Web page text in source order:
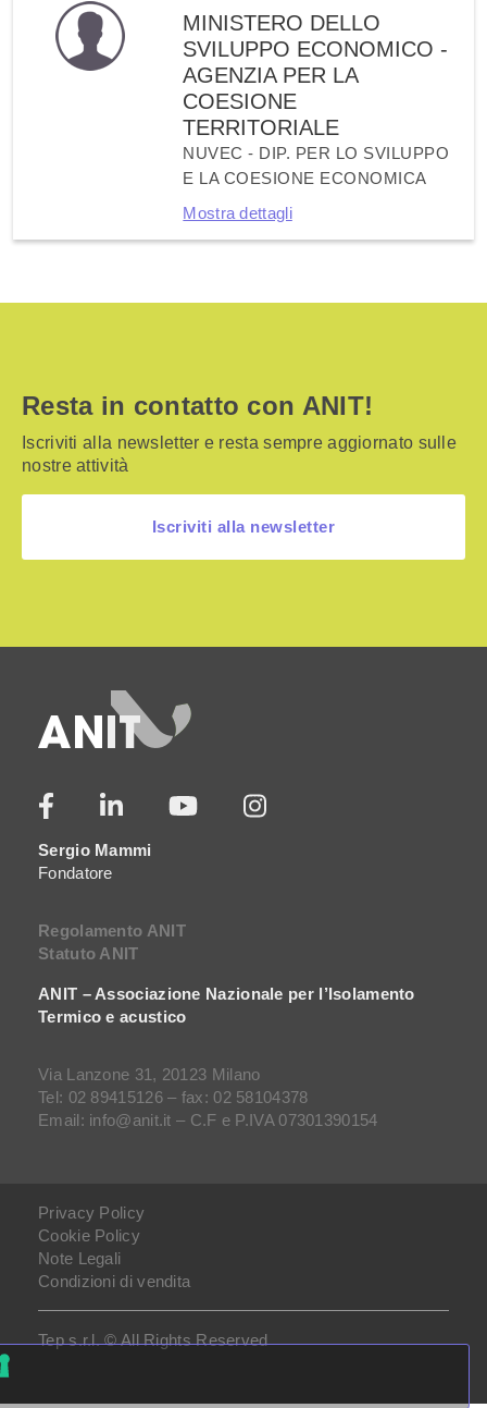
MINISTERO DELLO
SVILUPPO ECONOMICO -
AGENZIA PER LA
COESIONE
TERRITORIALE
NUVEC - DIP. PER LO SVILUPPO
E LA COESIONE ECONOMICA
Mostra dettagli
Resta in contatto con ANIT!
Iscriviti alla newsletter e resta sempre aggiornato sulle
nostre attività
Iscriviti alla newsletter
Sergio Mammi
Fondatore
Regolamento ANIT
Statuto ANIT
ANIT – Associazione Nazionale per l’Isolamento
Termico e acustico
Via Lanzone 31, 20123 Milano
Tel: 02 89415126 – fax: 02 58104378
Email: info@anit.it – C.F e P.IVA 07301390154
Tep s.r.l. © All Rights Reserved
Privacy Policy
Cookie Policy
Note Legali
Condizioni di vendita